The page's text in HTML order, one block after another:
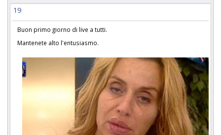
19
Buon primo giorno di live a tutti.
Mantenete alto l'entusiasmo.